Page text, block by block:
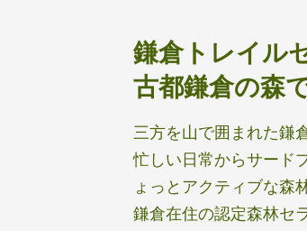
鎌倉トレイル
古都鎌倉の森
三方を山で囲まれた鎌
忙しい日常からサード
ょっとアクティブな森
鎌倉在住の認定森林セ